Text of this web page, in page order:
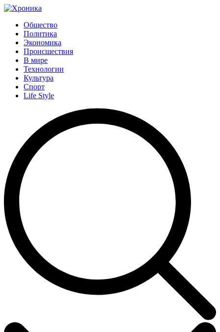
Общество
Политика
Экономика
Происшествия
В мире
Технологии
Культура
Спорт
Life Style